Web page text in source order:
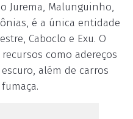
Jurema, Malunguinho,
é a única entidade
Caboclo e Exu. O
como adereços
além de carros